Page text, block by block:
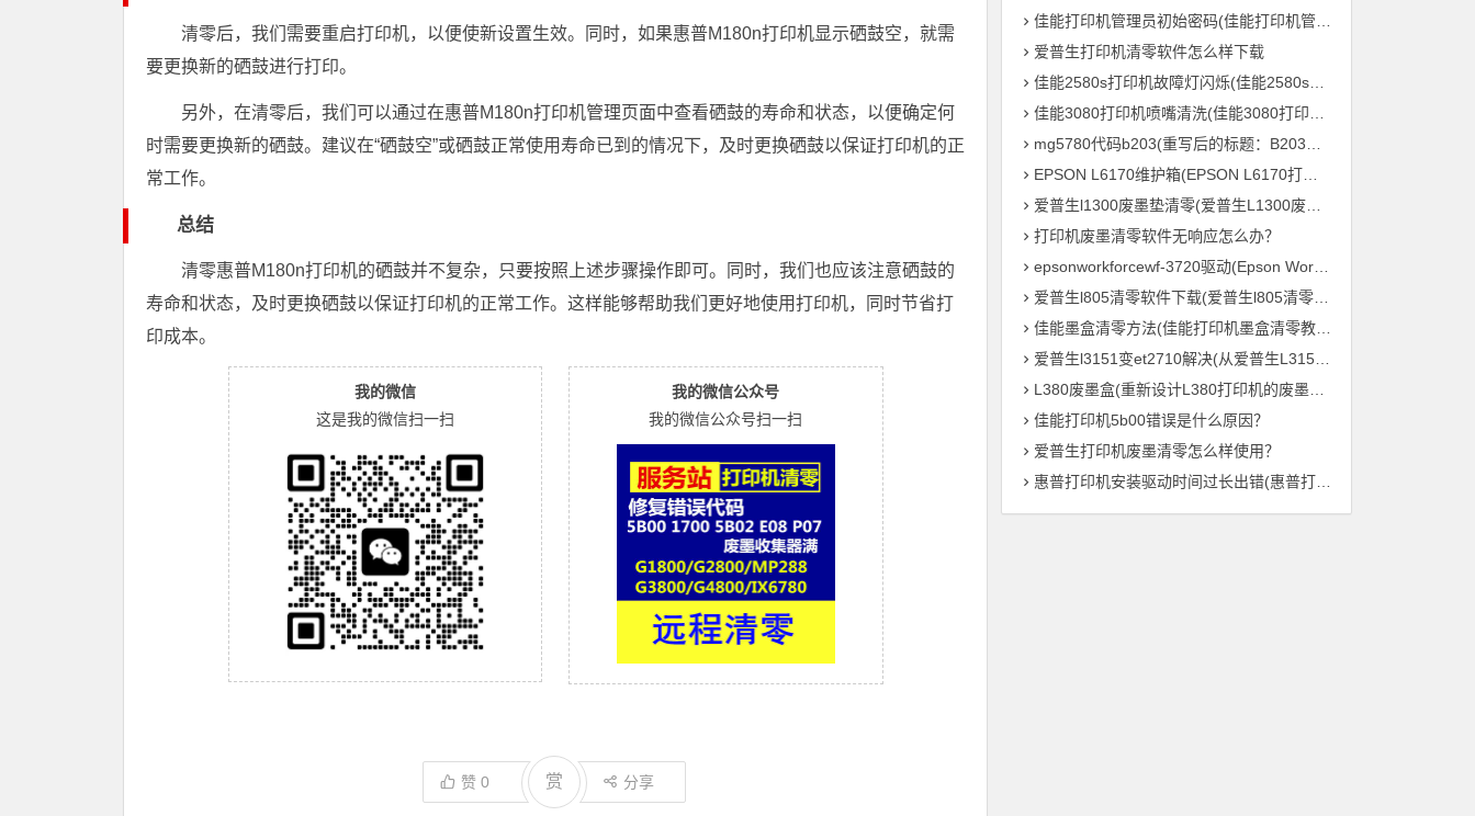
清零后，我们需要重启打印机，以便使新设置生效。同时，如果惠普M180n打印机显示硒鼓空，就需
要更换新的硒鼓进行打印。
另外，在清零后，我们可以通过在惠普M180n打印机管理页面中查看硒鼓的寿命和状态，以便确定何
时需要更换新的硒鼓。建议在“硒鼓空”或硒鼓正常使用寿命已到的情况下，及时更换硒鼓以保证打印机的正
常工作。
总结
清零惠普M180n打印机的硒鼓并不复杂，只要按照上述步骤操作即可。同时，我们也应该注意硒鼓的
寿命和状态，及时更换硒鼓以保证打印机的正常工作。这样能够帮助我们更好地使用打印机，同时节省打
印成本。
我的微信
这是我的微信扫一扫
我的微信公众号
我的微信公众号扫一扫
赞 0 赏 分享
佳能打印机管理员初始密码(佳能打印机管理员默认密码是什么？)
爱普生打印机清零软件怎么样下载
佳能2580s打印机故障灯闪烁(佳能2580s打印机故障灯频繁闪烁怎么办？)
佳能3080打印机喷嘴清洗(佳能3080打印机喷头清理方法)
mg5780代码b203(重写后的标题：B203毛绒鸟打印机 – MG5780系列的新成员)
EPSON L6170维护箱(EPSON L6170打印机维护盒的重要性)
爱普生l1300废墨垫清零(爱普生L1300废墨垫重置，让您的打印机继续高效输出！)
打印机废墨清零软件无响应怎么办？
epsonworkforcewf-3720驱动(Epson WorkForce WF-3720 打印机驱动下载及安装教程)
爱普生l805清零软件下载(爱普生l805清零软件免费下载)
佳能墨盒清零方法(佳能打印机墨盒清零教程，轻松零成本重复利用)
爱普生l3151变et2710解决(从爱普生L3151到ET2710：打印机参数全解析)
L380废墨盒(重新设计L380打印机的废墨处理系统)
佳能打印机5b00错误是什么原因？
爱普生打印机废墨清零怎么样使用？
惠普打印机安装驱动时间过长出错(惠普打印机驱动安装时间异常——解决方法总结)